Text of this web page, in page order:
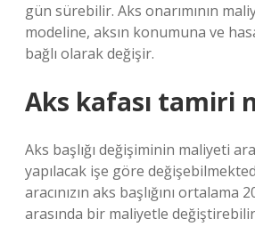
gün sürebilir. Aks onarımının
modeline, aksın konumuna ve
bağlı olarak değişir.
Aks kafası tamiri
Aks başlığı değişiminin maliyeti
yapılacak işe göre
aracınızın aks başlığını ortalama
arasında bir maliyetle